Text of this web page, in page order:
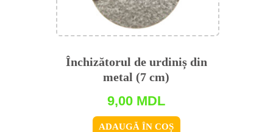
Închizătorul de urdiniș din
metal (7 cm)
9,00 MDL
ADAUGĂ ÎN COȘ